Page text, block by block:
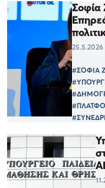
Σοφία
25.5.2026
#ΣΟΦΙΑ